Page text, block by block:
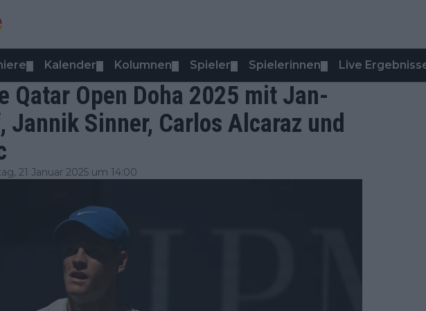
Kalender Kolumnen Spieler Spielerinnen Live
Qatar Open Doha 2025 mit Jan-
Sinner, Carlos Alcaraz und
21 Januar 2025 um 14:00